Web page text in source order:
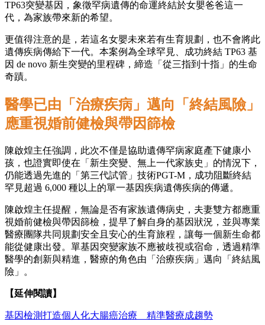
TP63突變基因，象徵罕病遺傳的命運終結於女嬰爸爸這一
代，為家族帶來新的希望。
更值得注意的是，若這名女嬰未來若有生育規劃，也不會將此
遺傳疾病傳給下一代。本案例為全球罕見、成功終結 TP63 基
因 de novo 新生突變的里程碑，締造「從三指到十指」的生命
奇蹟。
醫學已由「治療疾病」邁向「終結風險」
應重視婚前健檢與帶因篩檢
陳啟煌主任強調，此次不僅是協助遺傳罕病家庭產下健康小
孩，也證實即使在「新生突變、無上一代家族史」的情況下，
仍能透過先進的「第三代試管」技術PGT-M，成功阻斷終結
罕見超過 6,000 種以上的單一基因疾病遺傳疾病的傳遞。
陳啟煌主任提醒，無論是否有家族遺傳病史，夫妻雙方都應重
視婚前健檢與帶因篩檢，提早了解自身的基因狀況，並與專業
醫療團隊共同規劃安全且安心的生育旅程，讓每一個新生命都
能從健康出發。單基因突變家族不應被歧視或宿命，透過精準
醫學的創新與精進，醫療的角色由「治療疾病」邁向「終結風
險」。
【延伸閱讀】
基因檢測打造個人化大腸癌治療 精準醫療成趨勢